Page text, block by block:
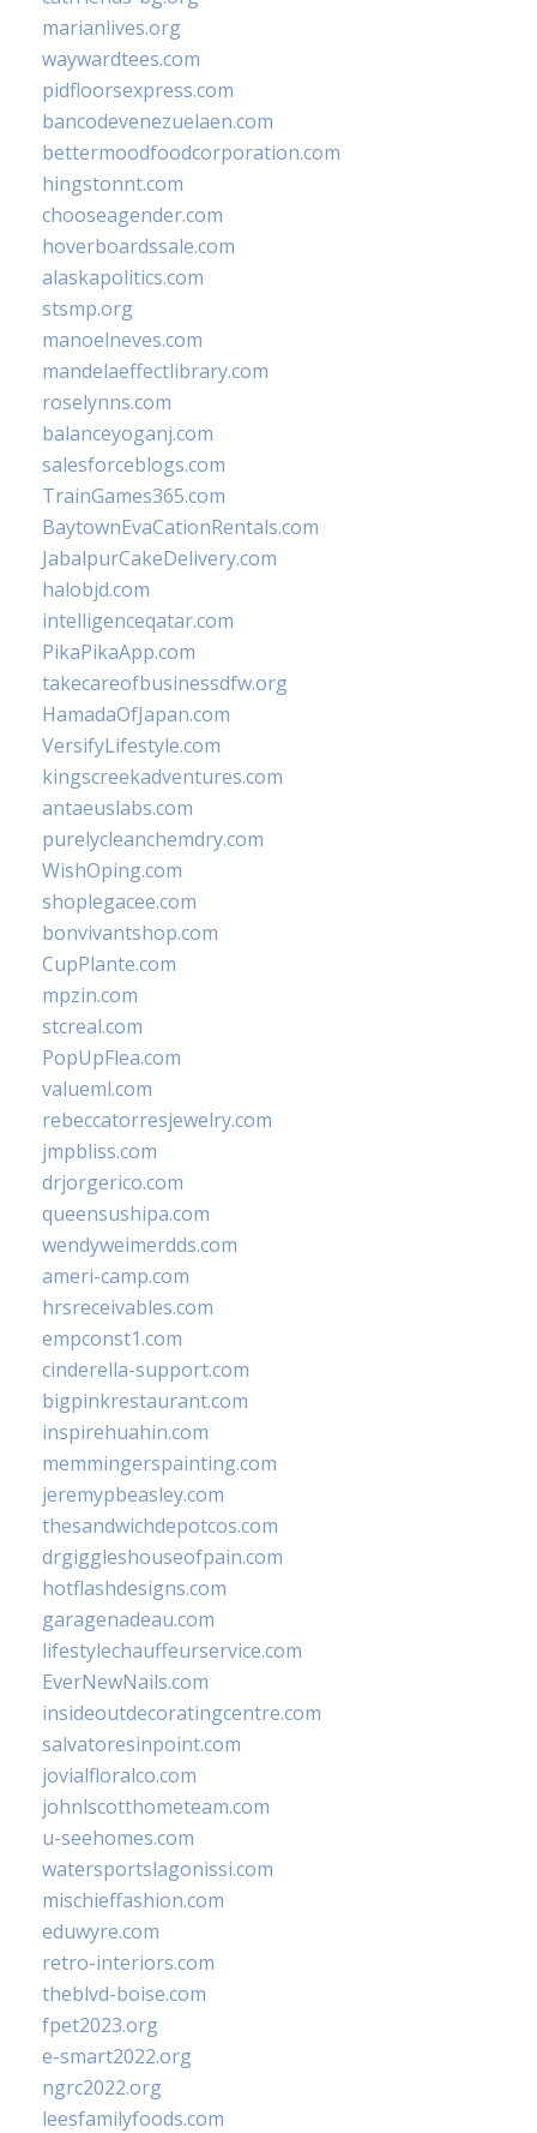
marianlives.org
waywardtees.com
pidfloorsexpress.com
bancodevenezuelaen.com
bettermoodfoodcorporation.com
hingstonnt.com
chooseagender.com
hoverboardssale.com
alaskapolitics.com
stsmp.org
manoelneves.com
mandelaeffectlibrary.com
roselynns.com
balanceyoganj.com
salesforceblogs.com
TrainGames365.com
BaytownEvaCationRentals.com
JabalpurCakeDelivery.com
halobjd.com
intelligenceqatar.com
PikaPikaApp.com
takecareofbusinessdfw.org
HamadaOfJapan.com
VersifyLifestyle.com
kingscreekadventures.com
antaeuslabs.com
purelycleanchemdry.com
WishOping.com
shoplegacee.com
bonvivantshop.com
CupPlante.com
mpzin.com
stcreal.com
PopUpFlea.com
valueml.com
rebeccatorresjewelry.com
jmpbliss.com
drjorgerico.com
queensushipa.com
wendyweimerdds.com
ameri-camp.com
hrsreceivables.com
empconst1.com
cinderella-support.com
bigpinkrestaurant.com
inspirehuahin.com
memmingerspainting.com
jeremypbeasley.com
thesandwichdepotcos.com
drgiggleshouseofpain.com
hotflashdesigns.com
garagenadeau.com
lifestylechauffeurservice.com
EverNewNails.com
insideoutdecoratingcentre.com
salvatoresinpoint.com
jovialfloralco.com
johnlscotthometeam.com
u-seehomes.com
watersportslagonissi.com
mischieffashion.com
eduwyre.com
retro-interiors.com
theblvd-boise.com
fpet2023.org
e-smart2022.org
ngrc2022.org
leesfamilyfoods.com